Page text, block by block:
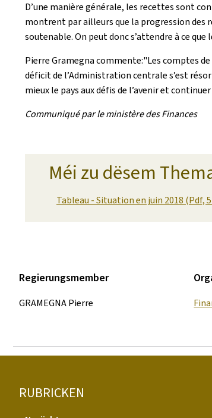
D’une manière générale, les recettes sont
montrent par ailleurs que la progression des
soutenable. On peut donc s’attendre à ce
Pierre Gramegna commente:"Les comptes
déficit de l’Administration centrale s’est
mieux le pays aux défis de l’avenir et
Communiqué par le ministère des Finances
Méi zu dësem
Tableau - Situation en juin 2018 (Pdf,
Regierungsmember
GRAMEGNA Pierre
Fousszeil
RUBRICKEN